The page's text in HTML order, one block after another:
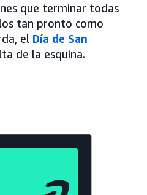
que terminar todas
tan pronto como
el Día de San
de la esquina.